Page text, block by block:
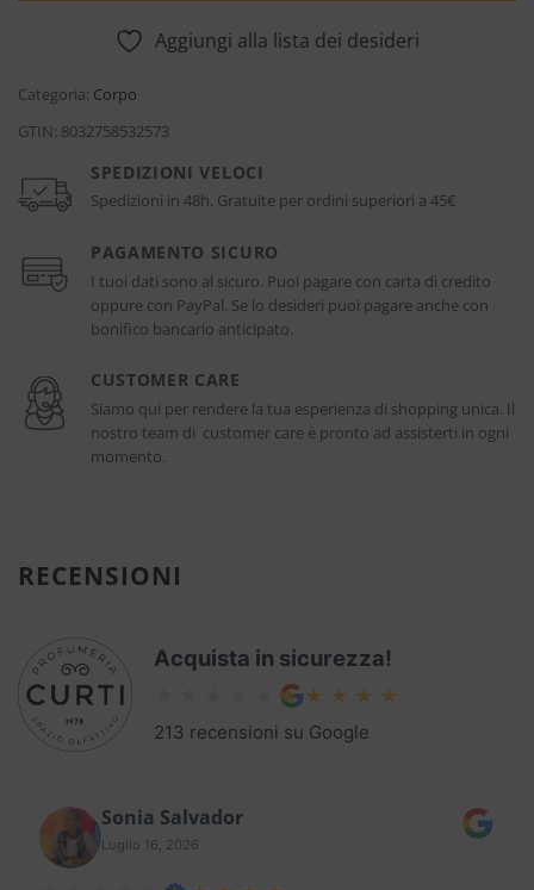
Aggiungi alla lista dei desideri
Categoria: Corpo
GTIN: 8032758532573
SPEDIZIONI VELOCI
Spedizioni in 48h. Gratuite per ordini superiori a 45€
PAGAMENTO SICURO
I tuoi dati sono al sicuro. Puoi pagare con carta di credito
oppure con PayPal. Se lo desideri puoi pagare anche con
bonifico bancario anticipato.
CUSTOMER CARE
Siamo qui per rendere la tua esperienza di shopping unica. Il
nostro team di customer care è pronto ad assisterti in ogni
momento.
RECENSIONI
Acquista in sicurezza!
213 recensioni su Google
Sonia Salvador
Luglio 16, 2026